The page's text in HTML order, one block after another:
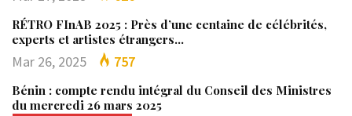
RÉTRO FInAB 2025 : Près d’une centaine de célébrités,
experts et artistes étrangers…
Mar 26, 2025 757
Bénin : compte rendu intégral du Conseil des Ministres
du mercredi 26 mars 2025